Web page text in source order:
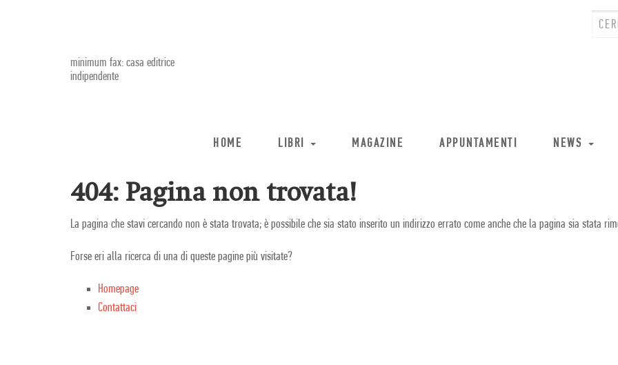
minimum fax: casa editrice
indipendente
HOME LIBRI MAGAZINE APPUNTAMENTI NEWS
404: Pagina non trovata!
La pagina che stavi cercando non è stata trovata; è possibile che sia stato inserito un indirizzo errato come anche che la pagina sia stata
Forse eri alla ricerca di una di queste pagine più visitate?
Homepage
Contattaci